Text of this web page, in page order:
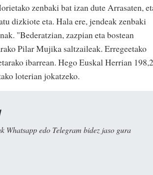
zenbaki bat izan dute Arrasaten,
dizkiote eta. Hala ere, jendeak zenbaki
"Bederatzian, zazpian eta bostean
Pilar Mujika saltzaileak. Erregeetako
ibarrean. Hego Euskal Herrian 198,2
loterian jokatzeko.
Whatsapp edo Telegram bidez jaso gura